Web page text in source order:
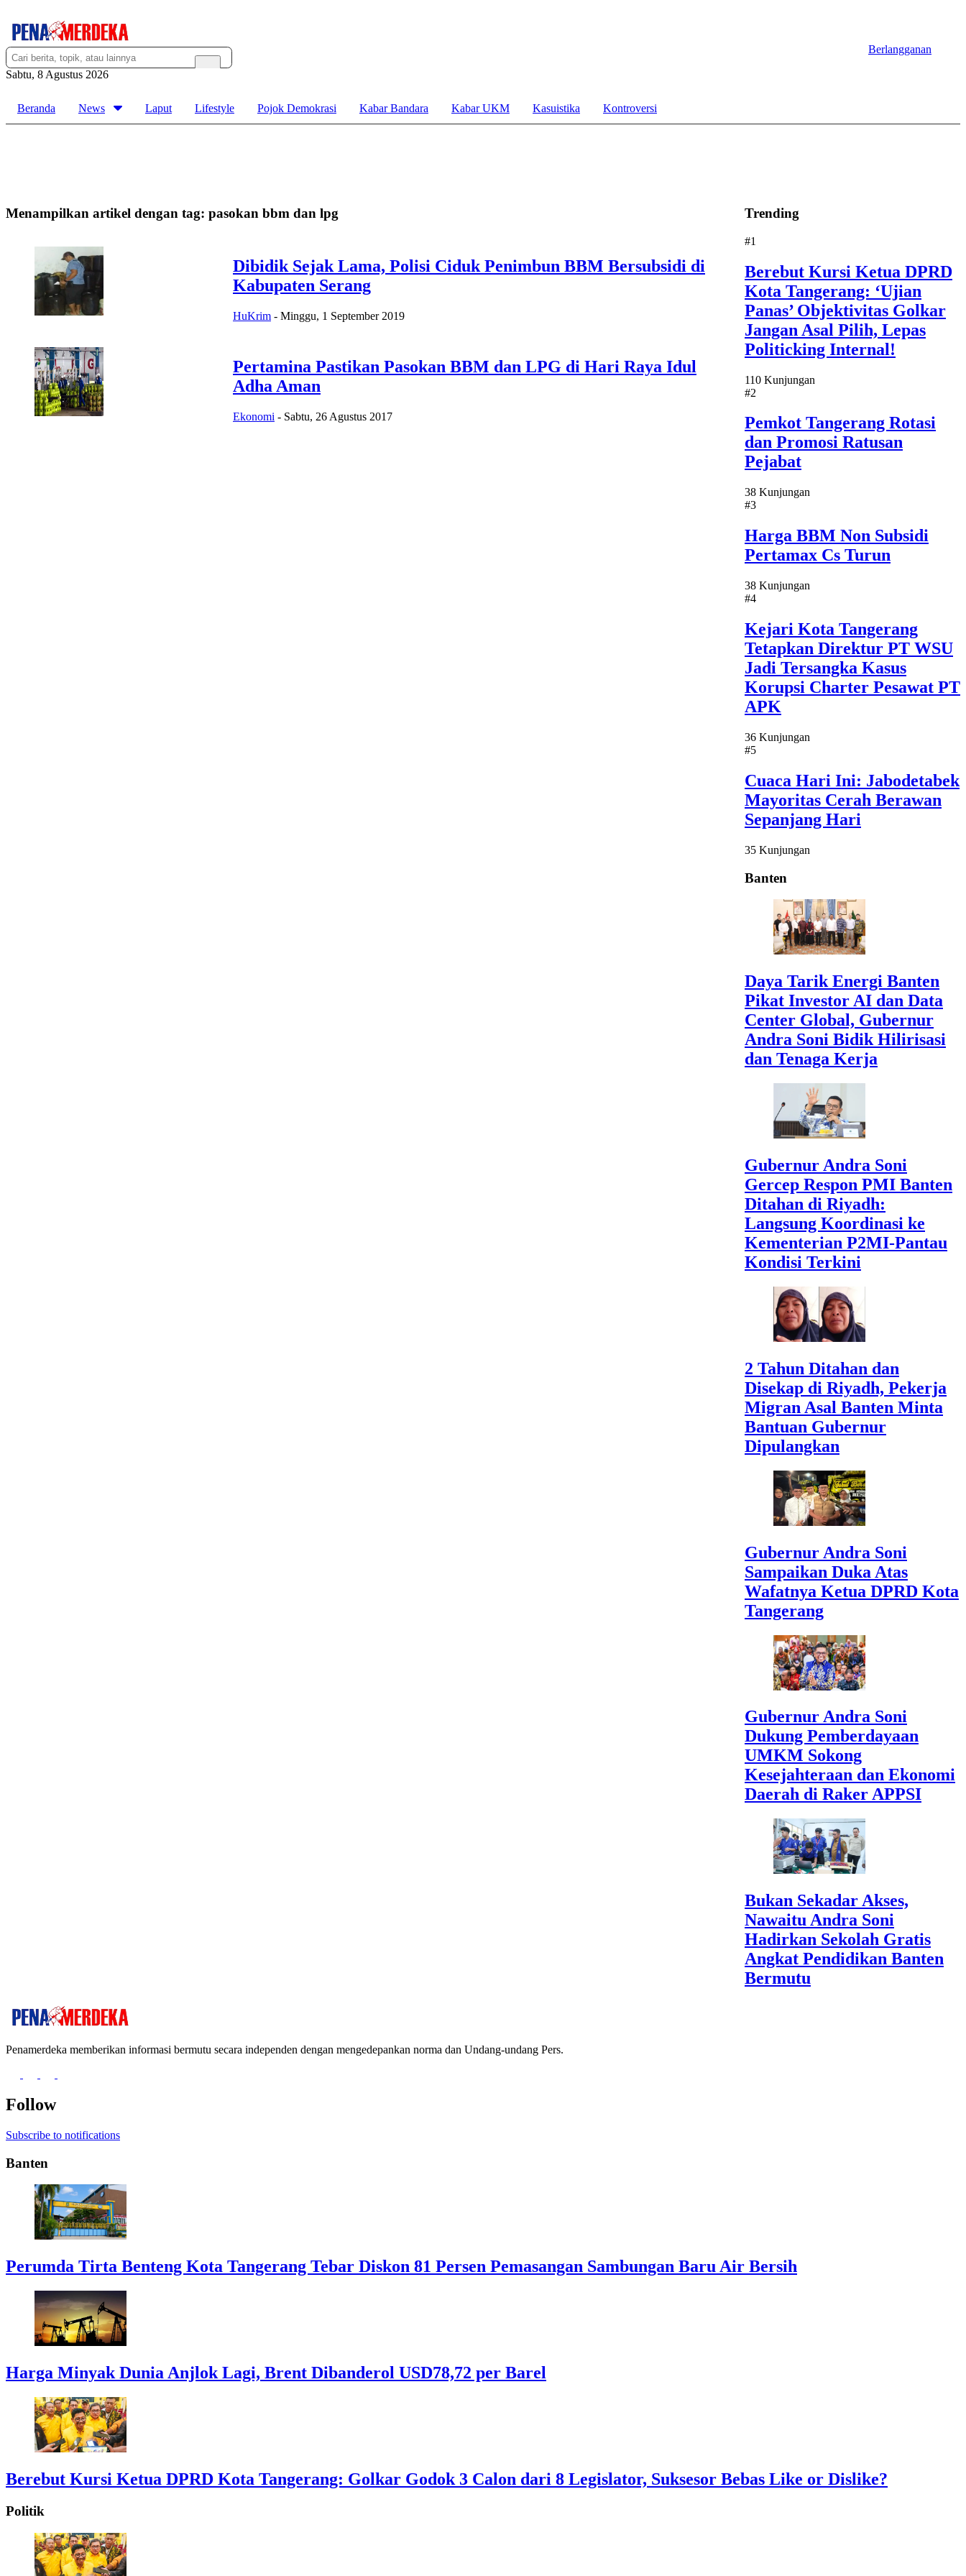
Sabtu, 8 Agustus 2026
Berlangganan
Beranda News Laput Lifestyle Pojok Demokrasi Kabar Bandara Kabar UKM Kasuistika Kontroversi
Menampilkan artikel dengan tag: pasokan bbm dan lpg
Dibidik Sejak Lama, Polisi Ciduk Penimbun BBM Bersubsidi di
Kabupaten Serang
HuKrim - Minggu, 1 September 2019
Pertamina Pastikan Pasokan BBM dan LPG di Hari Raya Idul
Adha Aman
Ekonomi - Sabtu, 26 Agustus 2017
Trending
#1
Berebut Kursi Ketua DPRD
Kota Tangerang: ‘Ujian
Panas’ Objektivitas Golkar
Jangan Asal Pilih, Lepas
Politicking Internal!
110 Kunjungan
#2
Pemkot Tangerang Rotasi
dan Promosi Ratusan
Pejabat
38 Kunjungan
#3
Harga BBM Non Subsidi
Pertamax Cs Turun
38 Kunjungan
#4
Kejari Kota Tangerang
Tetapkan Direktur PT WSU
Jadi Tersangka Kasus
Korupsi Charter Pesawat PT
APK
36 Kunjungan
#5
Cuaca Hari Ini: Jabodetabek
Mayoritas Cerah Berawan
Sepanjang Hari
35 Kunjungan
Banten
Daya Tarik Energi Banten
Pikat Investor AI dan Data
Center Global, Gubernur
Andra Soni Bidik Hilirisasi
dan Tenaga Kerja
Gubernur Andra Soni
Gercep Respon PMI Banten
Ditahan di Riyadh:
Langsung Koordinasi ke
Kementerian P2MI-Pantau
Kondisi Terkini
2 Tahun Ditahan dan
Disekap di Riyadh, Pekerja
Migran Asal Banten Minta
Bantuan Gubernur
Dipulangkan
Gubernur Andra Soni
Sampaikan Duka Atas
Wafatnya Ketua DPRD Kota
Tangerang
Gubernur Andra Soni
Dukung Pemberdayaan
UMKM Sokong
Kesejahteraan dan Ekonomi
Daerah di Raker APPSI
Bukan Sekadar Akses,
Nawaitu Andra Soni
Hadirkan Sekolah Gratis
Angkat Pendidikan Banten
Bermutu
Penamerdeka memberikan informasi bermutu secara independen dengan mengedepankan norma dan Undang-undang Pers.
Follow
Subscribe to notifications
Banten
Perumda Tirta Benteng Kota Tangerang Tebar Diskon 81 Persen Pemasangan Sambungan Baru Air Bersih
Harga Minyak Dunia Anjlok Lagi, Brent Dibanderol USD78,72 per Barel
Berebut Kursi Ketua DPRD Kota Tangerang: Golkar Godok 3 Calon dari 8 Legislator, Suksesor Bebas Like or Dislike?
Politik